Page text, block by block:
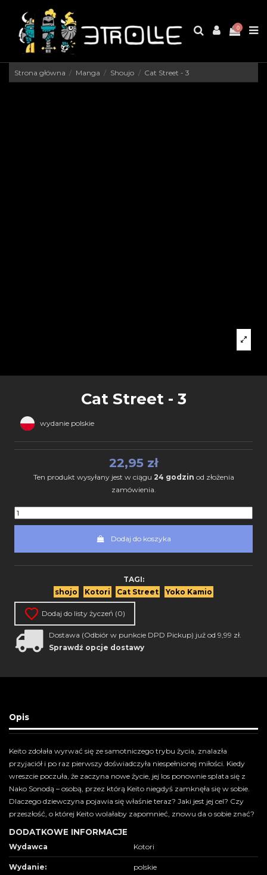
0
Strona główna Manga Shoujo Cat Street - 3
Cat Street - 3
wydanie polskie
22,95 zł
Ten produkt wysyłany jest w ciągu 24 godzin od złożenia
zamówienia.
Dodaj do koszyka
TAGI:
shojo
Kotori Cat Street Yoko Kamio
Dodaj do listy życzeń (0)
Dostawa (Odbiór w punkcie DPD Pickup) już od 9,99 zł.
Sprawdź opcje dostawy
Opis
Keito zdołała wyrwać się ze samotniczego trybu życia, znalazła
przyjaciół i po raz pierwszy doświadczyła niespełnionej miłości. Kiedy
wreszcie poczuła, że zaczyna nowe życie, jej los ponownie splata się z
Nako Sonodą – osobą, przez którą Keito niegdyś zamknęła się w sobie.
Dlaczego dziewczyna pojawia się właśnie teraz? Jaki jest jej cel? Czy
przeszłość, o której Keito wolałaby zapomnieć, znowu da o sobie znać?
DODATKOWE INFORMACJE
Wydawca Kotori
Wydanie: polskie